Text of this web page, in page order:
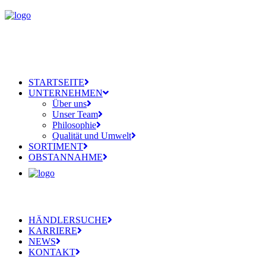
STARTSEITE
UNTERNEHMEN
Über uns
Unser Team
Philosophie
Qualität und Umwelt
SORTIMENT
OBSTANNAHME
HÄNDLERSUCHE
KARRIERE
NEWS
KONTAKT